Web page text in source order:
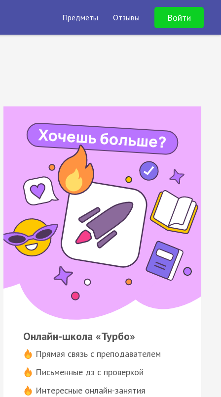
Предметы Отзывы Войти
Онлайн-школа «Турбо»
Прямая связь с преподавателем
Письменные дз с проверкой
Интересные онлайн-занятия